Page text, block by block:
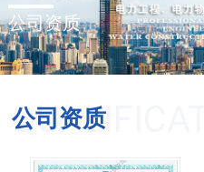
公司资质
公司资质